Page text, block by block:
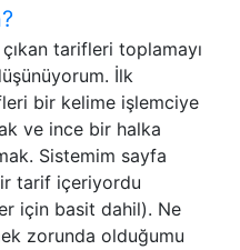
tarifleri toplamayı
İlk
bir kelime işlemciye
ve ince bir halka
Sistemim sayfa
tarif içeriyordu
için basit dahil). Ne
zorunda olduğumu